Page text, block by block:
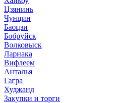
Цзянинь
Чунцин
Баоцзи
Бобруйск
Волковыск
Ларнака
Вифлеем
Анталья
Гагра
Худжанд
Закупки и торги